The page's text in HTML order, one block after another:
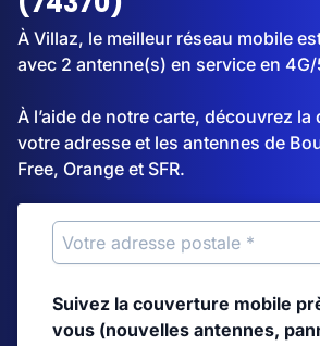
À Villaz, le meilleur réseau mobile
avec 2 antenne(s) en service en 4G/
À l’aide de notre carte, découvrez
votre adresse et les antennes de
Free, Orange et SFR.
Suivez la couverture mobile
vous (nouvelles antennes,